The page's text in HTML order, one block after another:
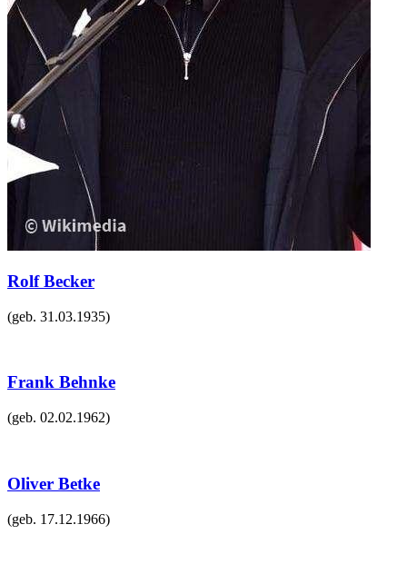
Rolf Becker
(geb. 31.03.1935)
Frank Behnke
(geb. 02.02.1962)
Oliver Betke
(geb. 17.12.1966)